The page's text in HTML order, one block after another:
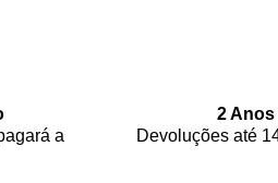
a
2 Anos
Devoluções até